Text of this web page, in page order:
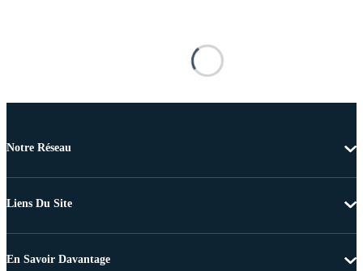
Notre Réseau
Liens Du Site
En Savoir Davantage